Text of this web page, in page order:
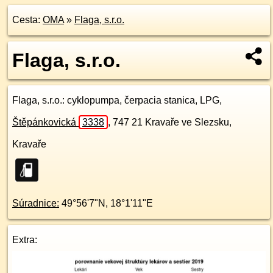
Cesta: OMA» Flaga, s.r.o.
Flaga, s.r.o.
Flaga, s.r.o.: cyklopumpa, čerpacia stanica, LPG,
Štěpánkovická 3338 , 747 21 Kravaře ve Slezsku,
Kravaře
Súradnice: 49°56'7"N , 18°1'11"E
Extra: